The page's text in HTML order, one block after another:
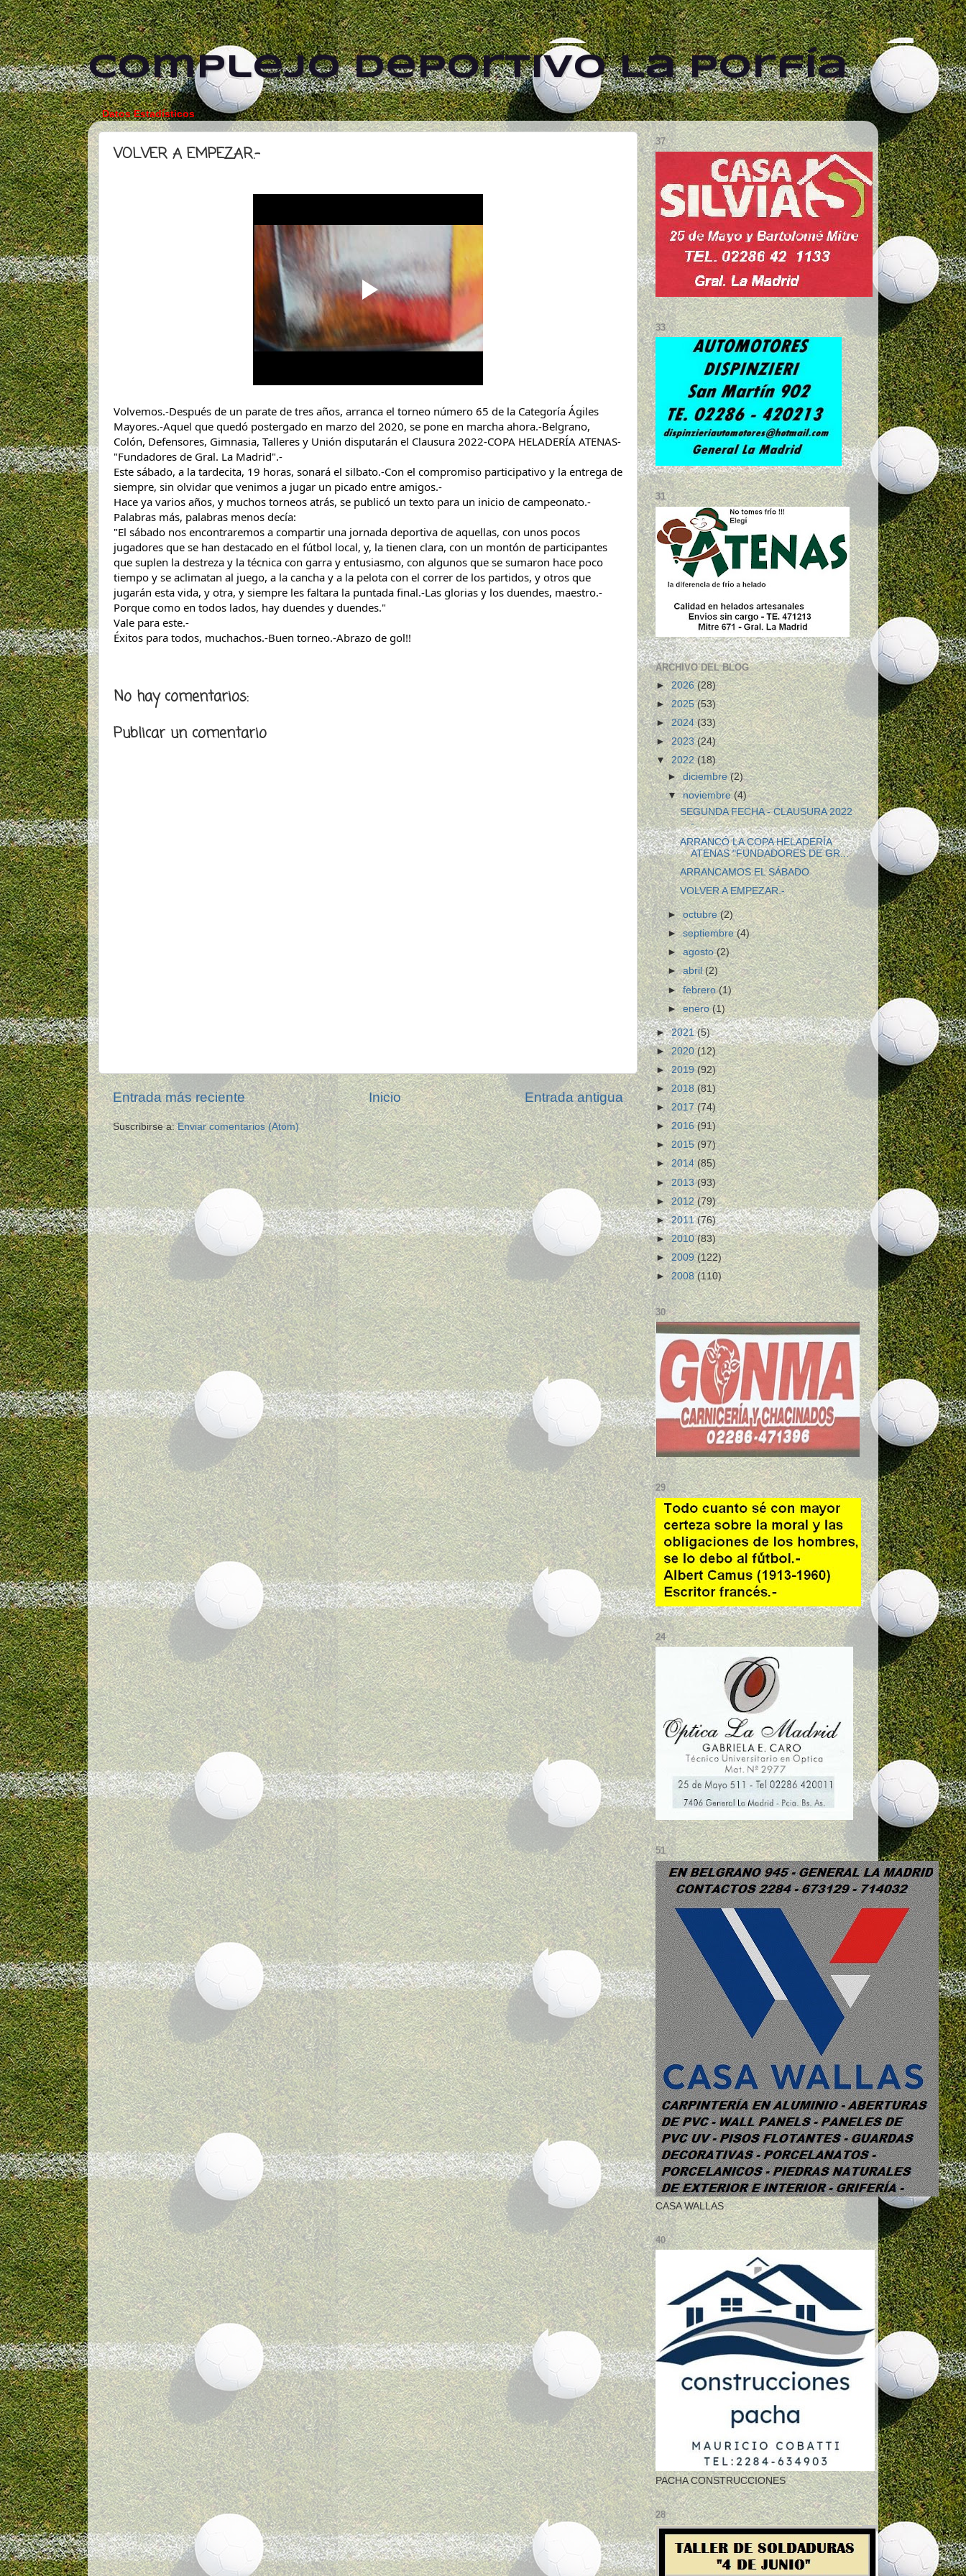
Complejo Deportivo La Porfía
Datos Estadísticos
VOLVER A EMPEZAR.-
Volvemos.-Después de un parate de tres años, arranca el torneo número 65 de la Categoría Ágiles
Mayores.-Aquel que quedó postergado en marzo del 2020, se pone en marcha ahora.-Belgrano,
Colón, Defensores, Gimnasia, Talleres y Unión disputarán el Clausura 2022-COPA HELADERÍA ATENAS-
"Fundadores de Gral. La Madrid".-
Este sábado, a la tardecita, 19 horas, sonará el silbato.-Con el compromiso participativo y la entrega de
siempre, sin olvidar que venimos a jugar un picado entre amigos.-
Hace ya varios años, y muchos torneos atrás, se publicó un texto para un inicio de campeonato.-
Palabras más, palabras menos decía:
"El sábado nos encontraremos a compartir una jornada deportiva de aquellas, con unos pocos
jugadores que se han destacado en el fútbol local, y, la tienen clara, con un montón de participantes
que suplen la destreza y la técnica con garra y entusiasmo, con algunos que se sumaron hace poco
tiempo y se aclimatan al juego, a la cancha y a la pelota con el correr de los partidos, y otros que
jugarán esta vida, y otra, y siempre les faltara la puntada final.-Las glorias y los duendes, maestro.-
Porque como en todos lados, hay duendes y duendes."
Vale para este.-
Éxitos para todos, muchachos.-Buen torneo.-Abrazo de gol!!
No hay comentarios:
Publicar un comentario
Entrada más reciente Entrada antigua
Inicio
Suscribirse a:Enviar comentarios (Atom)
37
33
31
ARCHIVO DEL BLOG
►2026(28)
►2025(53)
►2024(33)
►2023(24)
▼2022(18)
►diciembre(2)
▼noviembre(4)
SEGUNDA FECHA - CLAUSURA 2022
-
ARRANCÓ LA COPA HELADERÍA
ATENAS "FUNDADORES DE GR...
ARRANCAMOS EL SÁBADO
VOLVER A EMPEZAR.-
►octubre(2)
►septiembre(4)
►agosto(2)
►abril(2)
►febrero(1)
►enero(1)
►2021(5)
►2020(12)
►2019(92)
►2018(81)
►2017(74)
►2016(91)
► 2015(97)
►2014(85)
►2013(93)
►2012(79)
►2011(76)
►2010(83)
►2009(122)
►2008(110)
30
29
24
51
CASA WALLAS
40
PACHA CONSTRUCCIONES
28